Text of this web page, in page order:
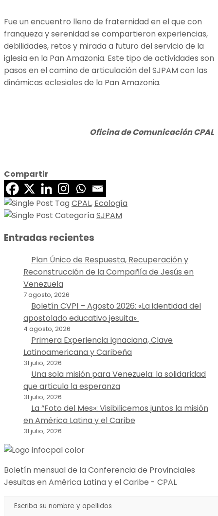
Fue un encuentro lleno de fraternidad en el que con
franqueza y serenidad se compartieron experiencias,
debilidades, retos y mirada a futuro del servicio de la
iglesia en la Pan Amazonia. Este tipo de actividades son
pasos en el camino de articulación del SJPAM con las
dinámicas eclesiales de la Pan Amazonia.
Oficina de Comunicación CPAL
Compartir
CPAL, Ecología
SJPAM
Entradas recientes
Plan Único de Respuesta, Recuperación y
Reconstrucción de la Compañía de Jesús en
Venezuela
7 agosto, 2026
Boletín CVPI – Agosto 2026: «La identidad del
apostolado educativo jesuita»
4 agosto, 2026
Primera Experiencia Ignaciana, Clave
Latinoamericana y Caribeña
31 julio, 2026
Una sola misión para Venezuela: la solidaridad
que articula la esperanza
31 julio, 2026
La “Foto del Mes»: Visibilicemos juntos la misión
en América Latina y el Caribe
31 julio, 2026
Boletín mensual de la Conferencia de Provinciales
Jesuitas en América Latina y el Caribe - CPAL